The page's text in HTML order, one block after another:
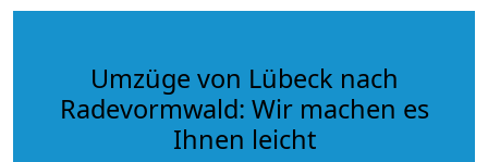
Umzüge von Lübeck nach
Radevormwald: Wir machen es
Ihnen leicht